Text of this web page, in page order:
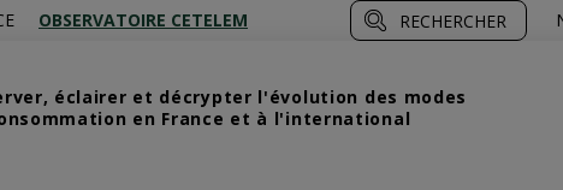
OBSERVATOIRE CETELEM RECHERCHER
éclairer et décrypter l'évolution des modes
en France et à l'international